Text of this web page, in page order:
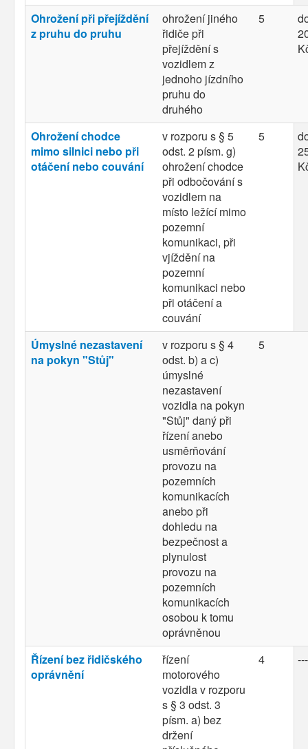
Ohrožení při přejíždění
z pruhu do pruhu
ohrožení jiného
řidiče při
přejíždění s
vozidlem z
jednoho jízdního
pruhu do
druhého
5
Ohrožení chodce
mimo silnici nebo při
otáčení nebo couvání
v rozporu s § 5
odst. 2 písm. g)
ohrožení chodce
při odbočování s
vozidlem na
místo ležící mimo
pozemní
komunikaci, při
vjíždění na
pozemní
komunikaci nebo
při otáčení a
couvání
5
Úmyslné nezastavení
na pokyn "Stůj"
v rozporu s § 4
odst. b) a c)
úmyslné
nezastavení
vozidla na pokyn
"Stůj" daný při
řízení anebo
usměrňování
provozu na
pozemních
komunikacích
anebo při
dohledu na
bezpečnost a
plynulost
provozu na
pozemních
komunikacích
osobou k tomu
oprávněnou
5
Řízení bez řidičského
oprávnění
řízení
motorového
vozidla v rozporu
s § 3 odst. 3
písm. a) bez
držení
4 ---